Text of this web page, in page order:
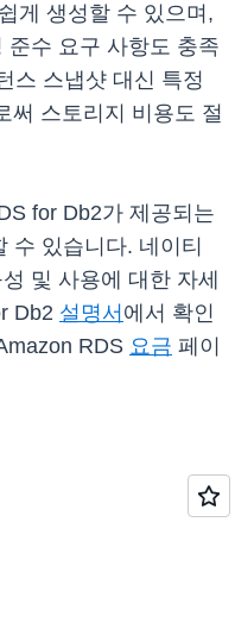
게 생성할 수 있으며,
준수 요구 사항도 충족
스 스냅샷 대신 특정
써 스토리지 비용도 절
for Db2가 제공되는
수 있습니다. 네이티
및 사용에 대한 자세
Db2 설명서 에서 확인
RDS 요금 페이